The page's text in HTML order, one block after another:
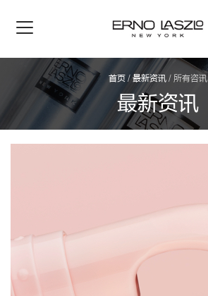
首页 / 最新资讯 / 所有咨讯
最新资讯